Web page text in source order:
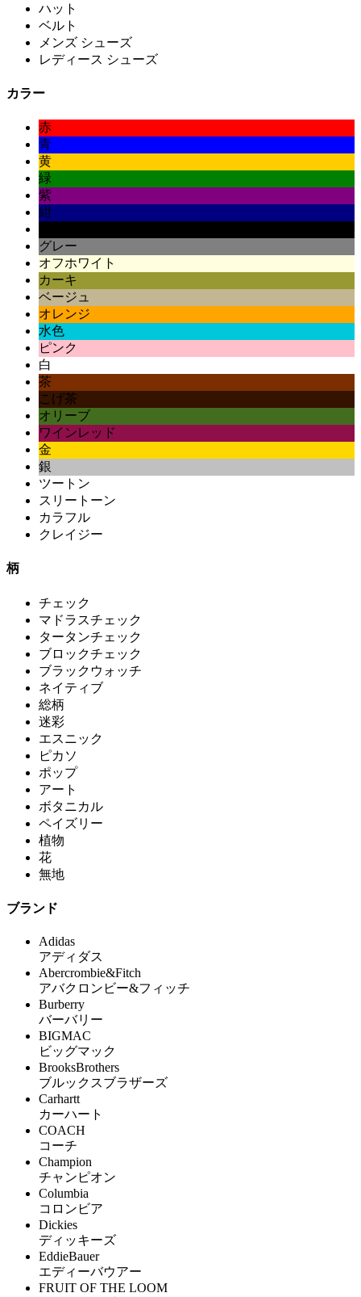
ハット
ベルト
メンズ シューズ
レディース シューズ
カラー
赤
青
黄
緑
紫
紺
グレー
オフホワイト
カーキ
ベージュ
オレンジ
水色
ピンク
白
茶
こげ茶
オリーブ
ワインレッド
金
銀
ツートン
スリートーン
カラフル
クレイジー
柄
チェック
マドラスチェック
タータンチェック
ブロックチェック
ブラックウォッチ
ネイティブ
総柄
迷彩
エスニック
ピカソ
ポップ
アート
ボタニカル
ペイズリー
植物
花
無地
ブランド
Adidas
アディダス
Abercrombie&Fitch
アバクロンビー&フィッチ
Burberry
バーバリー
BIGMAC
ビッグマック
BrooksBrothers
ブルックスブラザーズ
Carhartt
カーハート
COACH
コーチ
Champion
チャンピオン
Columbia
コロンビア
Dickies
ディッキーズ
EddieBauer
エディーバウアー
FRUIT OF THE LOOM